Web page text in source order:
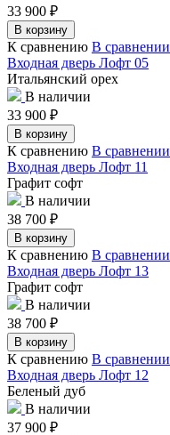
33 900 ₽
В корзину
К сравнению В сравнении
Входная дверь Лофт 05
Итальянский орех
В наличии
33 900 ₽
В корзину
К сравнению В сравнении
Входная дверь Лофт 11
Графит софт
В наличии
38 700 ₽
В корзину
К сравнению В сравнении
Входная дверь Лофт 13
Графит софт
В наличии
38 700 ₽
В корзину
К сравнению В сравнении
Входная дверь Лофт 12
Беленый дуб
В наличии
37 900 ₽